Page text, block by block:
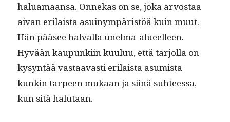
halu­a­maansa. Onnekas on se, joka arvostaa
aivan eri­laista asuinympäristöä kuin muut.
Hän pääsee hal­val­la unel­ma-alueelleen.
Hyvään kaupunki­in kuu­luu, että tar­jol­la on
kysyn­tää vas­taavasti eri­laista asum­ista
kunkin tarpeen mukaan ja siinä suh­teessa,
kun sitä halutaan.